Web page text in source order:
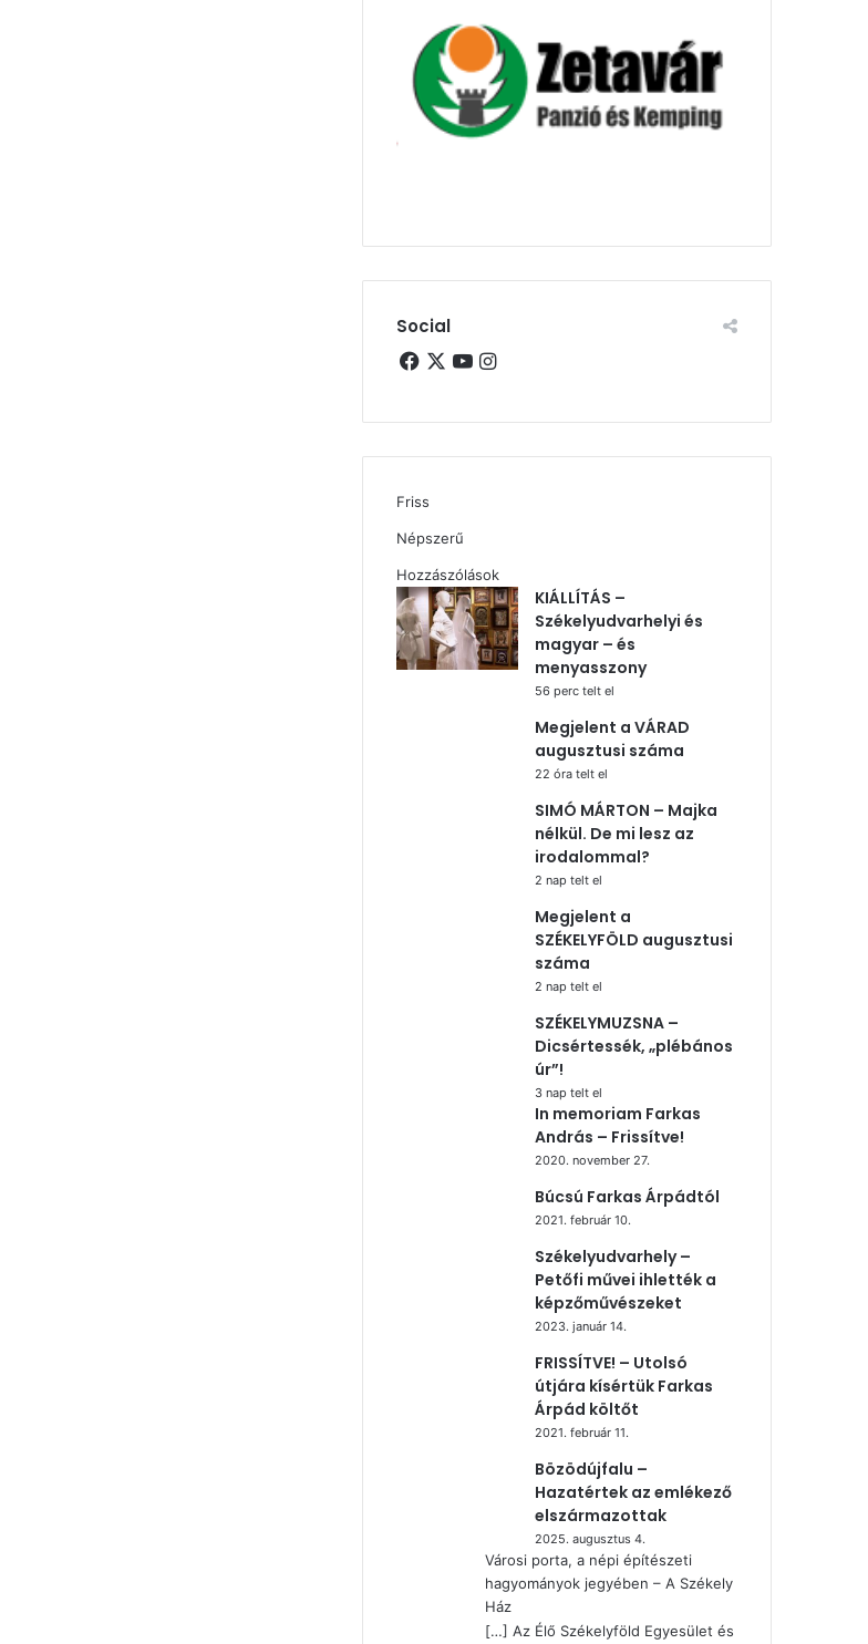
Social
Facebook
X YouTube
Instagram
Friss
Népszerű
Hozzászólások
KIÁLLÍTÁS –
Székelyudvarhelyi és
magyar – és
menyasszony
56 perc telt el
Megjelent a VÁRAD
augusztusi száma
22 óra telt el
SIMÓ MÁRTON – Majka
nélkül. De mi lesz az
irodalommal?
2 nap telt el
Megjelent a
SZÉKELYFÖLD augusztusi
száma
2 nap telt el
SZÉKELYMUZSNA –
Dicsértessék, „plébános
úr”!
3 nap telt el
In memoriam Farkas
András – Frissítve!
2020. november 27.
Búcsú Farkas Árpádtól
2021. február 10.
Székelyudvarhely –
Petőfi művei ihlették a
képzőművészeket
2023. január 14.
FRISSÍTVE! – Utolsó
útjára kísértük Farkas
Árpád költőt
2021. február 11.
Bözödújfalu –
Hazatértek az emlékező
elszármazottak
2025. augusztus 4.
Városi porta, a népi építészeti
hagyományok jegyében – A Székely
Ház
[…] Az Élő Székelyföld Egyesület és